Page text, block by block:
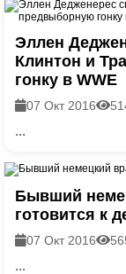
Эллен
Клинтон и
гонку в WWE
07 Окт 2016
...
Бывший
готовится к
07 Окт 2016
...